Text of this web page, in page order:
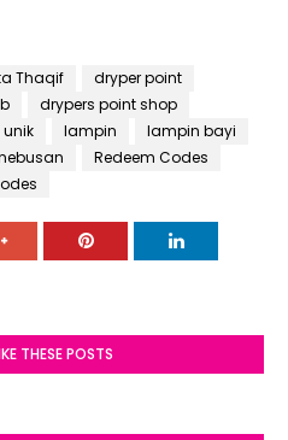
Thaqif
dryper point
drypers point shop
unik lampin
lampin bayi
Redeem Codes
THESE POSTS